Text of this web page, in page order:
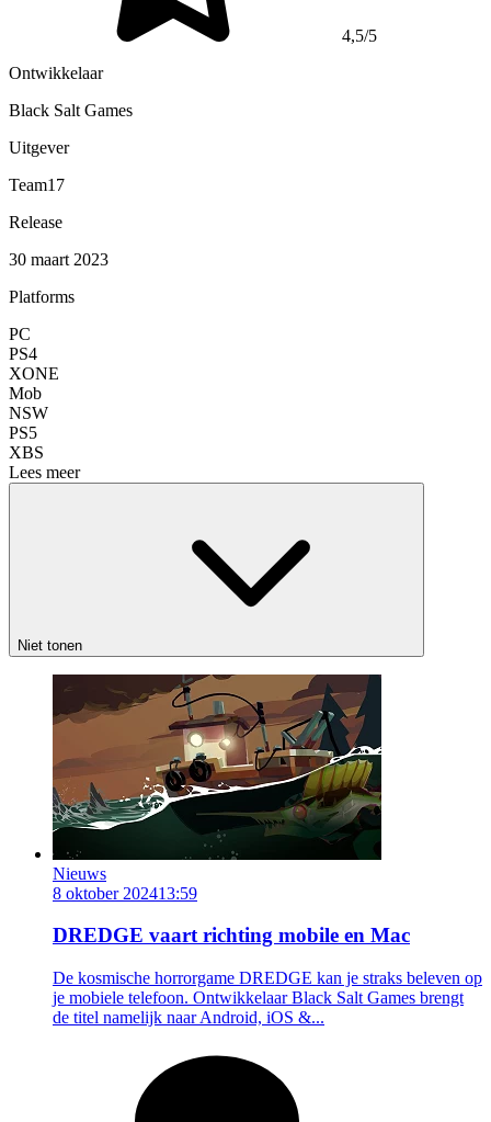
4,5/5
Ontwikkelaar
Black Salt Games
Uitgever
Team17
Release
30 maart 2023
Platforms
PC
PS4
XONE
Mob
NSW
PS5
XBS
Lees meer
Niet tonen
Nieuws
8 oktober 202413:59
DREDGE vaart richting mobile en Mac
De kosmische horrorgame DREDGE kan je straks beleven op
je mobiele telefoon. Ontwikkelaar Black Salt Games brengt
de titel namelijk naar Android, iOS &...